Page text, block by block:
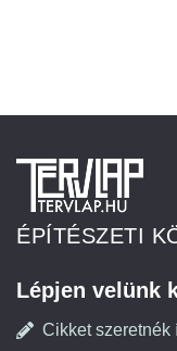
ÉPÍTÉSZETI
Lépjen velünk
Cikket szeretnék